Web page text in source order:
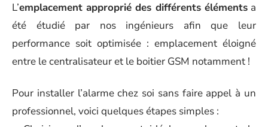
L’emplacement approprié des différents élémentsa
été étudié par nos ingénieurs afin que leur
performance soit optimisée : emplacement éloigné
entre le centralisateur et le boitier GSM notamment !
Pour installer l’alarme chez soi sans faire appel à un
professionnel, voici quelques étapes simples :